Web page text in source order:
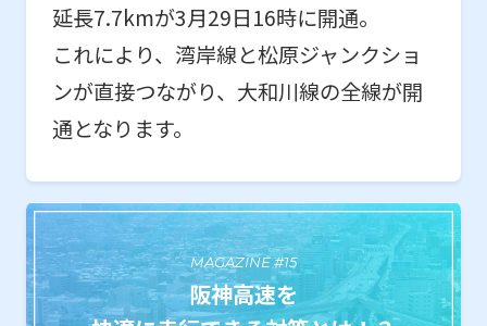
延長7.7kmが3月29日16時に開通。
これにより、湾岸線と松原ジャンクショ
ンが直接つながり、大和川線の全線が開
通となります。
MAGAZINE #15
阪神高速を